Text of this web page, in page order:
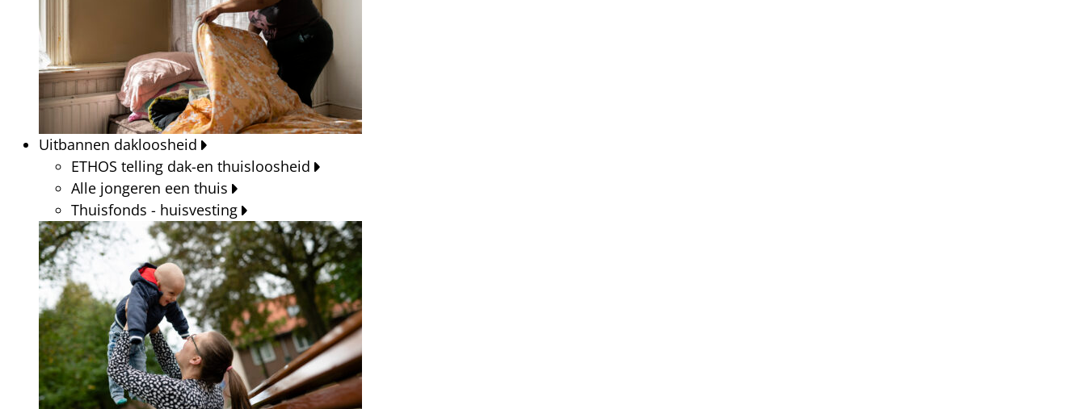
Uitbannen dakloosheid
ETHOS telling dak-en thuisloosheid
Alle jongeren een thuis
Thuisfonds - huisvesting